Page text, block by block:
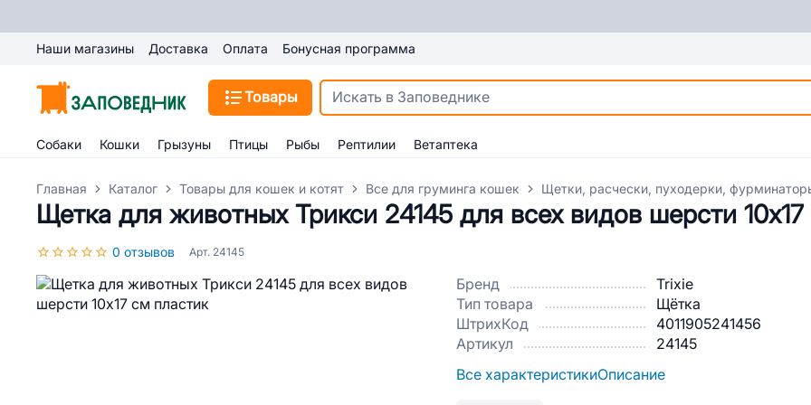
Наши магазины Доставка Оплата Бонусная программа
Товары
Собаки Кошки Грызуны Птицы Рыбы Рептилии Ветаптека
Главная Каталог Товары для кошек и котят Все для груминга кошек Щетки, расчески, пуходерки,
Щетка для животных Трикси 24145 для всех видов шерсти
0 отзывов Арт. 24145
Бренд
Trixie
Тип товара
Щётка
ШтрихКод
4011905241456
Артикул
24145
Все характеристикиОписание